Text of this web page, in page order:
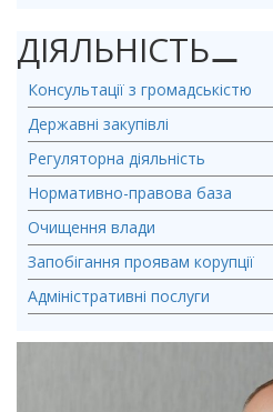
ДІЯЛЬНІСТЬ⚊
Консультації з громадськістю
Державні закупівлі
Регуляторна діяльність
Нормативно-правова база
Очищення влади
Запобігання проявам корупції
Адміністративні послуги